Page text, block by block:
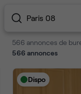
Paris 08
566 annonces de
566 annonces
Dispo